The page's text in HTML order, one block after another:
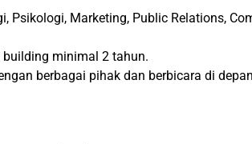
Psikologi, Marketing, Public Relations,
minimal 2 tahun.
berbagai pihak dan berbicara di